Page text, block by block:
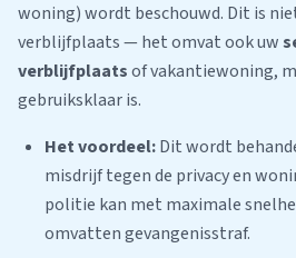
woning) wordt beschouwd. Dit is
verblijfplaats — het omvat ook uw
verblijfplaatsof vakantiewoning,
gebruiksklaar is.
Het voordeel:Dit wordt
misdrijf tegen de privacy en
politie kan met maximale
omvatten gevangenisstraf.